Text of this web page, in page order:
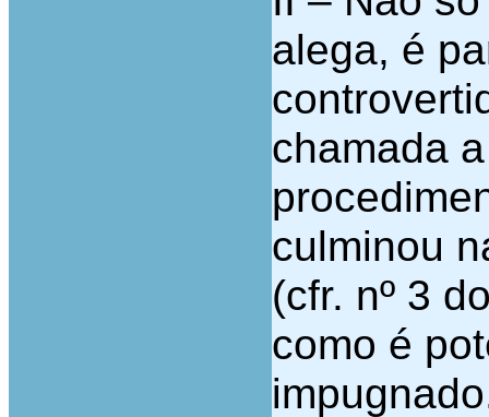
alega, é
chamada
culminou
(cfr. nº 3
como é